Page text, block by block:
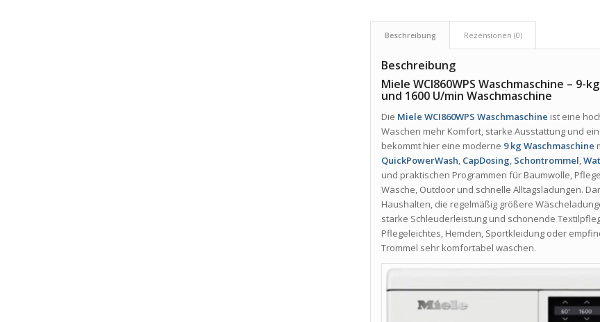
Beschreibung Rezensionen (0)
Beschreibung
Miele WCI860WPS Waschmaschine –
und 1600 U/min Waschmaschine
Die Miele WCI860WPS Waschmaschine ist eine
Waschen mehr Komfort, starke Ausstattung und
bekommt hier eine moderne 9 kg Waschmaschine
QuickPowerWash, CapDosing, Schontrommel,
und praktischen Programmen für Baumwolle,
Wäsche, Outdoor und schnelle Alltagsladungen.
Haushalten, die regelmäßig größere
starke Schleuderleistung und schonende
Pflegeleichtes, Hemden, Sportkleidung oder
Trommel sehr komfortabel waschen.